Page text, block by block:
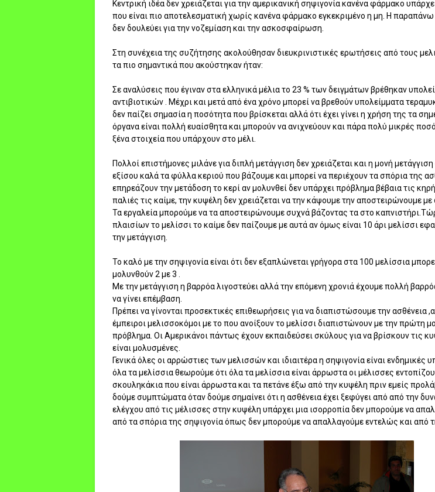
Κεντρική ιδέα δεν χρειάζεται για την αμερικανική σηψιγονία κανένα φάρμακο
που είναι πιο αποτελεσματική χωρίς κανένα φάρμακο εγκεκριμένο η μη. Η
δεν δουλεύει για την νοζεμίαση και την ασκοσφαίρωση.
Στη συνέχεια της συζήτησης ακολούθησαν διευκρινιστικές ερωτήσεις από τους
τα πιο σημαντικά που ακούστηκαν ήταν:
Σε αναλύσεις που έγιναν στα ελληνικά μέλια το 23 % των δειγμάτων βρέθηκαν
αντιβιοτικών . Μέχρι και μετά από ένα χρόνο μπορεί να βρεθούν υπολείμματα
δεν παίζει σημασία η ποσότητα που βρίσκεται αλλά ότι έχει γίνει η χρήση της τα
όργανα είναι πολλή ευαίσθητα και μπορούν να ανιχνεύουν και πάρα πολύ μικρές
ξένα στοιχεία που υπάρχουν στο μέλι.
Πολλοί επιστήμονες μιλάνε για διπλή μετάγγιση δεν χρειάζεται και η μονή
εξίσου καλά τα φύλλα κεριού που βάζουμε και μπορεί να περιέχουν τα σπόρια της
επηρεάζουν την μετάδοση το κερί αν μολυνθεί δεν υπάρχει πρόβλημα βέβαια τις
παλιές τις καίμε, την κυψέλη δεν χρειάζεται να την κάψουμε την αποστειρώνουμε με
Τα εργαλεία μπορούμε να τα αποστειρώνουμε συχνά βάζοντας τα στο
πλαισίων το μελίσσι το καίμε δεν παίζουμε με αυτά αν όμως είναι 10 άρι μελίσσι
την μετάγγιση.
Το καλό με την σηψιγονία είναι ότι δεν εξαπλώνεται γρήγορα στα 100 μελίσσια
μολυνθούν 2 με 3 .
Με την μετάγγιση η βαρρόα λιγοστεύει αλλά την επόμενη χρονιά έχουμε πολλή
να γίνει επέμβαση.
Πρέπει να γίνονται προσεκτικές επιθεωρήσεις για να διαπιστώσουμε την ασθένεια
έμπειροι μελισσοκόμοι με το που ανοίξουν το μελίσσι διαπιστώνουν με την πρώτη
πρόβλημα. Οι Αμερικάνοι πάντως έχουν εκπαιδεύσει σκύλους για να βρίσκουν τις
είναι μολυσμένες.
Γενικά όλες οι αρρώστιες των μελισσών και ιδιαιτέρα η σηψιγονία είναι ενδημικές
όλα τα μελίσσια θεωρούμε ότι όλα τα μελίσσια είναι άρρωστα οι μέλισσες
σκουληκάκια που είναι άρρωστα και τα πετάνε έξω από την κυψέλη πριν εμείς
δούμε συμπτώματα όταν δούμε σημαίνει ότι η ασθένεια έχει ξεφύγει από από την
ελέγχου από τις μέλισσες στην κυψέλη υπάρχει μια ισορροπία δεν μπορούμε να
από τα σπόρια της σηψιγονία όπως δεν μπορούμε να απαλλαγούμε εντελώς και από